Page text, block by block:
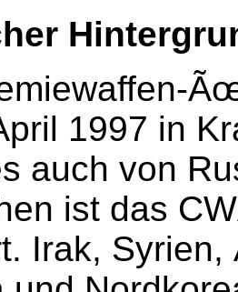
1997 in
auch von
ist das
Irak, Syrien,